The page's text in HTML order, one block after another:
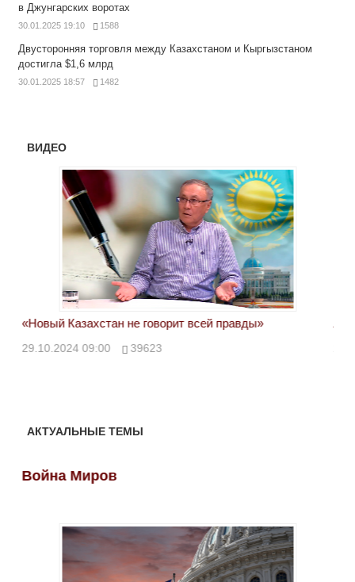
в Джунгарских воротах
30.01.2025 19:10 1588
Двусторонняя торговля между Казахстаном и Кыргызстаном
достигла $1,6 млрд
30.01.2025 18:57 1482
ВИДЕО
«Новый Казахстан не говорит всей правды»
29.10.2024 09:00 39623
АКТУАЛЬНЫЕ ТЕМЫ
Война Миров